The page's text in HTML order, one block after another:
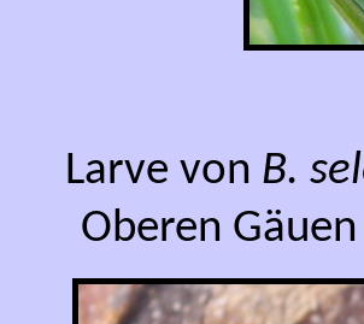
Larve von B.
Oberen